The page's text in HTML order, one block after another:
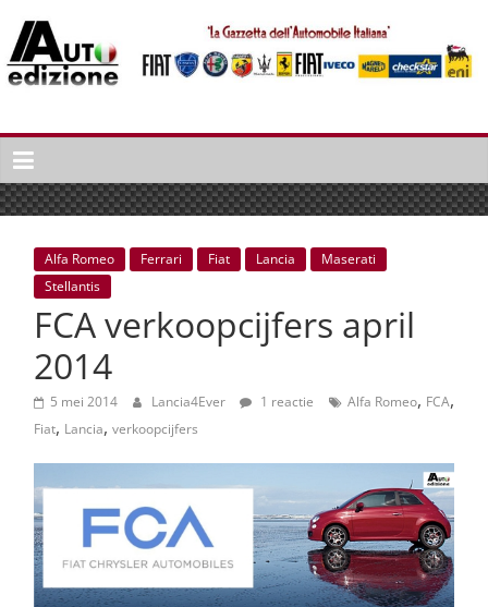
naar
inhoud
Auto
Edizione
La
Gazetta
dell'Automobile
Italiana
Italiaans
autonieuws
lifestyle
Alfa Romeo Ferrari Fiat Lancia
Maserati
Stellantis
FCA verkoopcijfers april
2014
5 mei 2014 Lancia4Ever 1 reactie Alfa Romeo, FCA,
Fiat, Lancia, verkoopcijfers